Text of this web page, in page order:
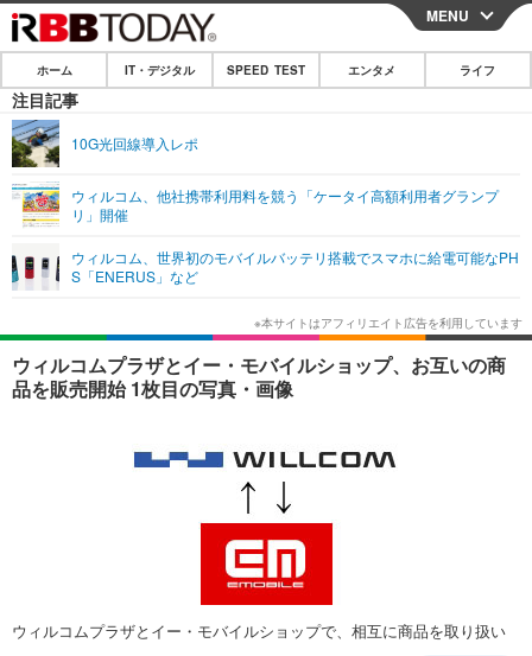
CLOSE
ホーム
IT・デジタル
ネタ
ショッピング その他
SPEED TEST
エンタメ
エンタメTOP
韓国・芸能
音楽 スポーツ
ショッピング その他
ライフ
ライフTOP グルメ
ペット ショッピング
リリース一覧
プッシュ通知の停止方法
MENU
ホーム IT・デジタル SPEED TEST エンタメ ライフ
注目記事
10G光回線導入レポ
ウィルコム、他社携帯利用料を競う「ケータイ高額利用者グランプ
リ」開催
ウィルコム、世界初のモバイルバッテリ搭載でスマホに給電可能なPH
S「ENERUS」など
ウィルコムプラザとイー・モバイルショップ、お互いの商
品を販売開始 1枚目の写真・画像
ウィルコムプラザとイー・モバイルショップで、相互に商品を取り扱い